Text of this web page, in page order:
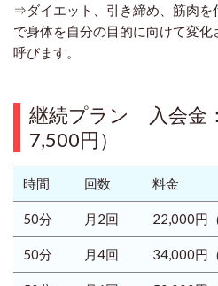
⇒ダイエット、引き締め、筋肉を
で身体を自分の目的に向けて変化
呼びます。
継続プラン 入会金
7,500円）
時間 回数 料金
50分 月2回 22,000円
50分 月4回 34,000円